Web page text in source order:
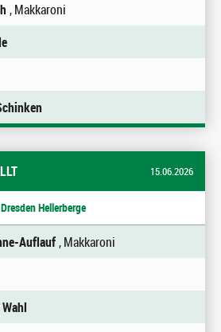
, Makkaroni
15.06.2026
Hellerberge
Auflauf, Makkaroni